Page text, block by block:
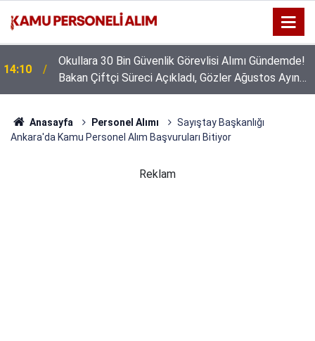
14:10
Okullara 30 Bin Güvenlik Görevlisi Alımı Gündemde!
Bakan Çiftçi Süreci Açıkladı, Gözler Ağustos Ayına
Çevrildi
Anasayfa Personel Alımı
Sayıştay Başkanlığı
Ankara'da Kamu Personel Alım Başvuruları Bitiyor
Reklam